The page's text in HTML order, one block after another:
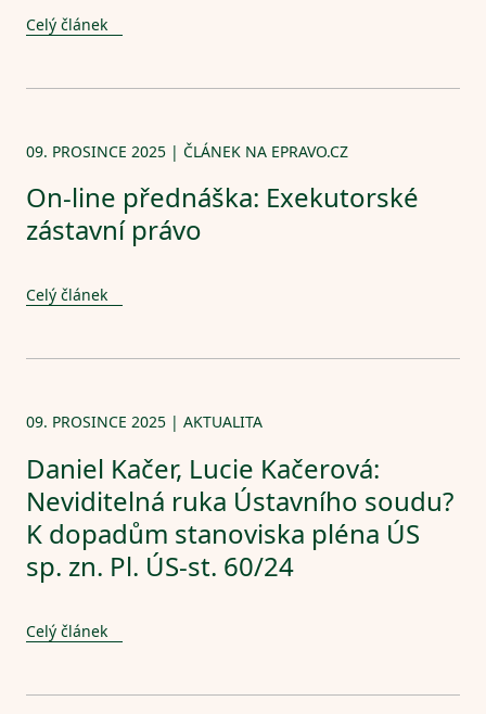
Celý článek
09. PROSINCE 2025 | ČLÁNEK NA EPRAVO.CZ
On-line přednáška: Exekutorské
zástavní právo
Celý článek
09. PROSINCE 2025 | AKTUALITA
Daniel Kačer, Lucie Kačerová:
Neviditelná ruka Ústavního soudu?
K dopadům stanoviska pléna ÚS
sp. zn. Pl. ÚS-st. 60/24
Celý článek